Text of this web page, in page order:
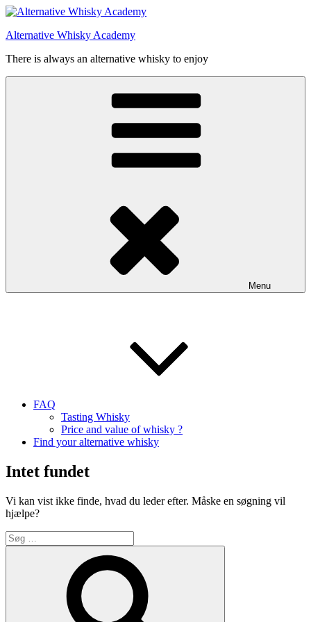
Videre
indhold
Alternative Whisky Academy
There is always an alternative whisky to enjoy
Menu
FAQ
Tasting Whisky
Price and value of whisky ?
Find your alternative whisky
Intet fundet
Vi kan vist ikke finde, hvad du leder efter. Måske en søgning vil
hjælpe?
Søg
efter: